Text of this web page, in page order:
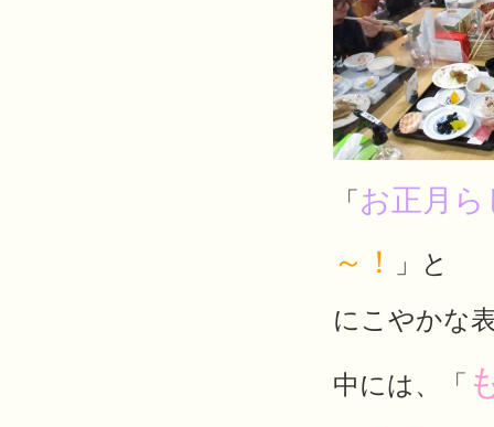
「 お正月
～！
」と
にこやかな
中には、「